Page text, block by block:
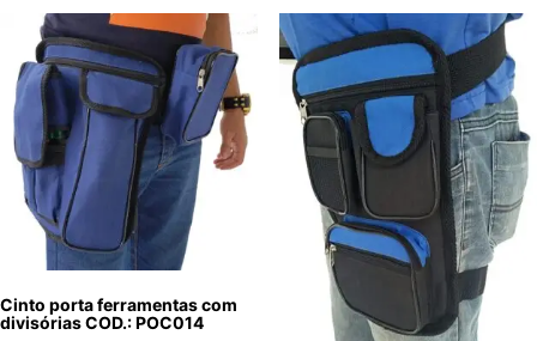
Cinto porta ferramentas com
divisórias COD.: POC014